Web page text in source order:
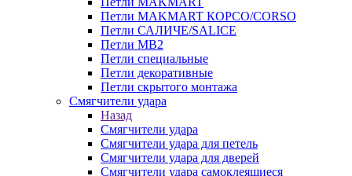
Петли MAKMART КОРСО/CORSO
Петли САЛИЧЕ/SALICE
Петли MB2
Петли специальные
Петли декоративные
Петли скрытого монтажа
Смягчители удара
Назад
Смягчители удара
Смягчители удара для петель
Смягчители удара для дверей
Cмягчители удара самоклеящиеся